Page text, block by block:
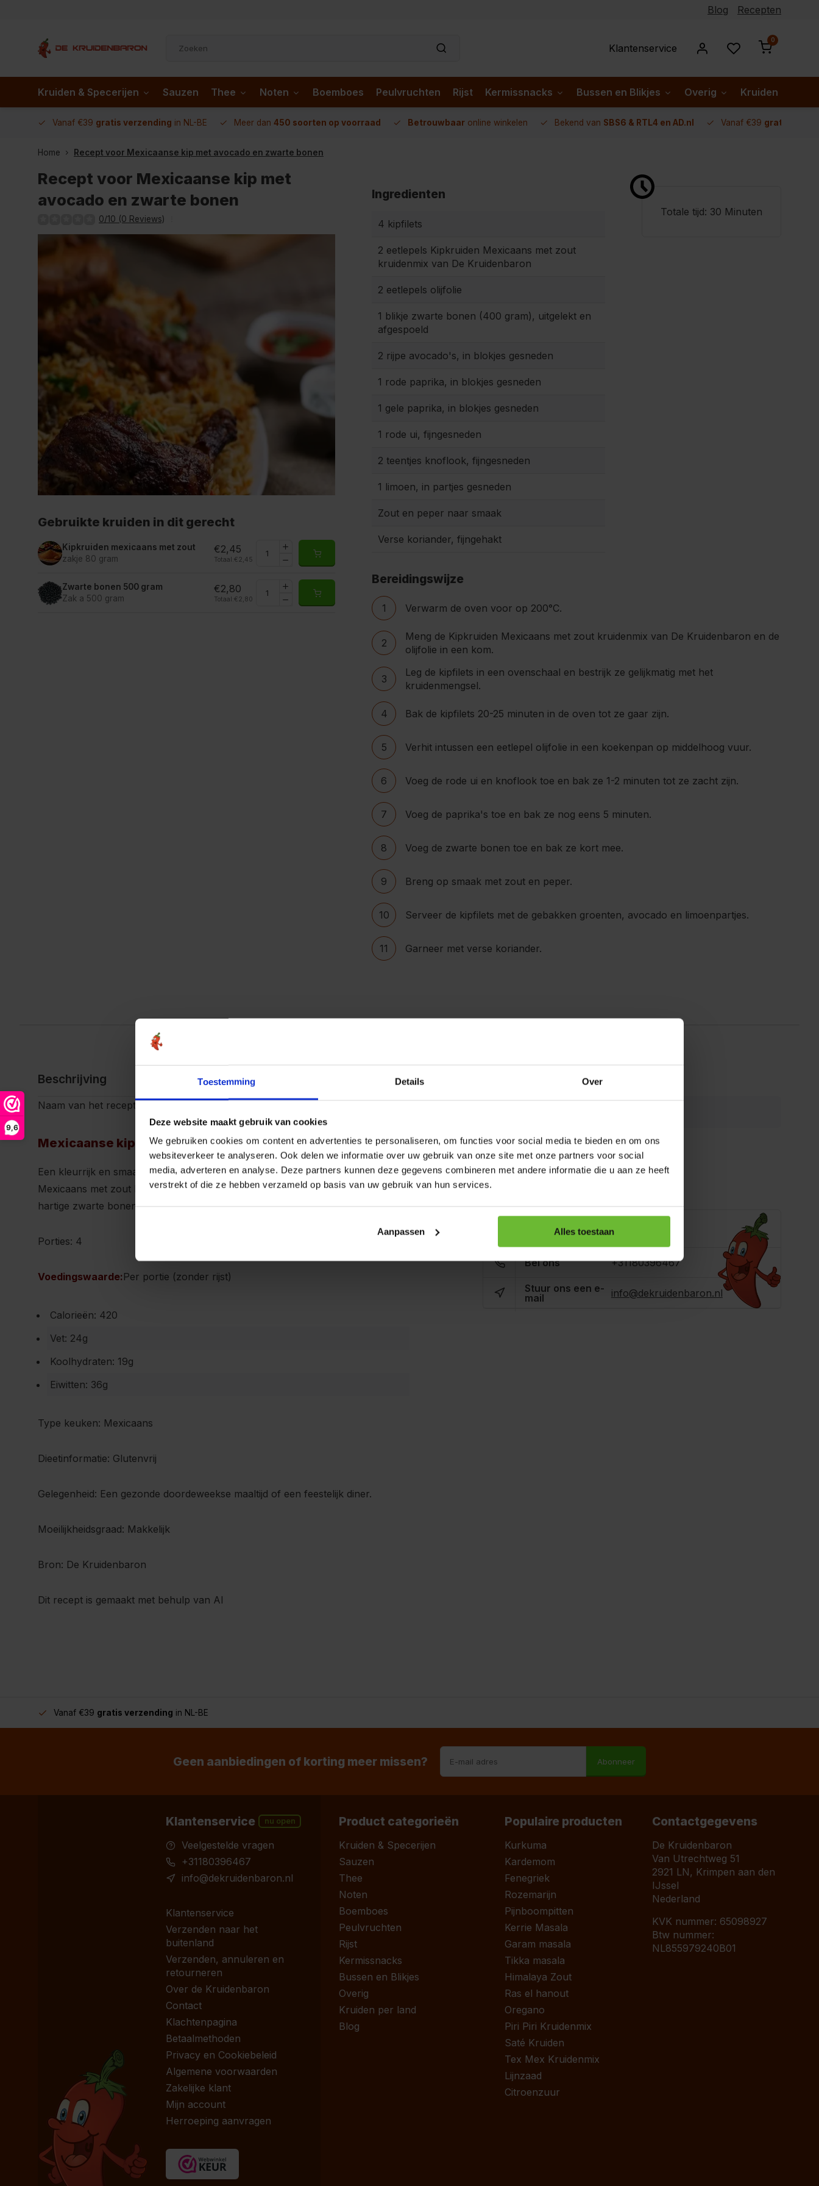
Toestemming Details Over
Deze website maakt gebruik van cookies
We gebruiken cookies om content en advertenties te personaliseren, om functies voor social media te bieden en om ons
websiteverkeer te analyseren. Ook delen we informatie over uw gebruik van onze site met onze partners voor social
media, adverteren en analyse. Deze partners kunnen deze gegevens combineren met andere informatie die u aan ze heeft
verstrekt of die ze hebben verzameld op basis van uw gebruik van hun services.
Aanpassen Alles toestaan
9,6
Blog Recepten
Klantenservice
0
Kruiden & Specerijen Sauzen Thee Noten Boemboes Peulvruchten Rijst Kermissnacks Bussen en Blikjes Overig Kruiden per
Vanaf €39 gratis verzending in NL-BE Meer dan 450 soorten op voorraad Betrouwbaar online winkelen Bekend van SBS6 & RTL4 en AD.nl Vanaf €39 gratis
Home Recept voor Mexicaanse kip met avocado en zwarte bonen
Recept voor Mexicaanse kip met
avocado en zwarte bonen
0/10 (0 Reviews)
Gebruikte kruiden in dit gerecht
Kipkruiden mexicaans met zout
zakje 80 gram
€2,45
Totaal: €2,45
Zwarte bonen 500 gram
Zak a 500 gram
€2,80
Totaal: €2,80
Ingredienten
4 kipfilets
2 eetlepels Kipkruiden Mexicaans met zout
kruidenmix van De Kruidenbaron
2 eetlepels olijfolie
1 blikje zwarte bonen (400 gram), uitgelekt en
afgespoeld
2 rijpe avocado's, in blokjes gesneden
1 rode paprika, in blokjes gesneden
1 gele paprika, in blokjes gesneden
1 rode ui, fijngesneden
2 teentjes knoflook, fijngesneden
1 limoen, in partjes gesneden
Zout en peper naar smaak
Verse koriander, fijngehakt
Totale tijd: 30 Minuten
Bereidingswijze
1 Verwarm de oven voor op 200°C.
2
Meng de Kipkruiden Mexicaans met zout kruidenmix van De Kruidenbaron en de
olijfolie in een kom.
3
Leg de kipfilets in een ovenschaal en bestrijk ze gelijkmatig met het
kruidenmengsel.
4 Bak de kipfilets 20-25 minuten in de oven tot ze gaar zijn.
5 Verhit intussen een eetlepel olijfolie in een koekenpan op middelhoog vuur.
6 Voeg de rode ui en knoflook toe en bak ze 1-2 minuten tot ze zacht zijn.
7 Voeg de paprika's toe en bak ze nog eens 5 minuten.
8 Voeg de zwarte bonen toe en bak ze kort mee.
9 Breng op smaak met zout en peper.
10 Serveer de kipfilets met de gebakken groenten, avocado en limoenpartjes.
11 Garneer met verse koriander.
Beschrijving
Naam van het recept:
Mexicaanse kip met avocado en zwarte bonen
Een kleurrijk en smaakvol gerecht met malse kip gemarineerd in de Kipkruiden
Mexicaans met zout kruidenmix van De Kruidenbaron, frisse avocado en
hartige zwarte bonen.
Porties: 4
Voedingswaarde: Per portie (zonder rijst)
Calorieën: 420
Vet: 24g
Koolhydraten: 19g
Eiwitten: 36g
Type keuken: Mexicaans
Dieetinformatie: Glutenvrij
Gelegenheid: Een gezonde doordeweekse maaltijd of een feestelijk diner.
Moeilijkheidsgraad: Makkelijk
Bron: De Kruidenbaron
Dit recept is gemaakt met behulp van AI
0/10
Kunnen we je helpen?
Bel ons +31180396467
Stuur ons een e-
mail
info@dekruidenbaron.nl
Vanaf €39 gratis verzending in NL-BE
Geen aanbiedingen of korting meer missen? Abonneer
Klantenservice nu open
Veelgestelde vragen
+31180396467
info@dekruidenbaron.nl
Klantenservice
Verzenden naar het
buitenland
Verzenden, annuleren en
retourneren
Over de Kruidenbaron
Contact
Klachtenpagina
Betaalmethoden
Privacy en Cookiebeleid
Algemene voorwaarden
Zakelijke klant
Mijn account
Herroeping aanvragen
Product categorieën
Kruiden & Specerijen
Sauzen
Thee
Noten
Boemboes
Peulvruchten
Rijst
Kermissnacks
Bussen en Blikjes
Overig
Kruiden per land
Blog
Populaire producten
Kurkuma
Kardemom
Fenegriek
Rozemarijn
Pijnboompitten
Kerrie Masala
Garam masala
Tikka masala
Himalaya Zout
Ras el hanout
Oregano
Piri Piri Kruidenmix
Saté Kruiden
Tex Mex Kruidenmix
Lijnzaad
Citroenzuur
Contactgegevens
De Kruidenbaron
Van Utrechtweg 51
2921 LN, Krimpen aan den
IJssel
Nederland
KVK nummer: 65098927
Btw nummer:
NL855979240B01